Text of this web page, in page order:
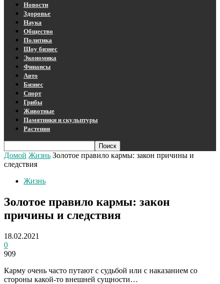
Новости
Здоровье
Наука
Общество
Политика
Шоу бизнес
Экономика
Финансы
Авто
Бизнес
Спорт
Грибы
Животные
Памятники и скульптуры
Растения
Домой Жизнь Золотое правило кармы: закон причины и
следствия
Жизнь
Золотое правило кармы: закон
причины и следствия
18.02.2021
0
909
Карму очень часто путают с судьбой или с наказанием со
стороны какой-то внешней сущности…